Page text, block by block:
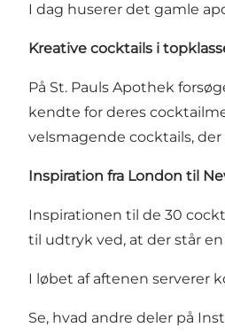
I dag huserer det gamle
Kreative cocktails i
På St. Pauls Apothek
kendte for deres
velsmagende cocktails,
Inspiration fra London til
Inspirationen til de 30
til udtryk ved, at der står
I løbet af aftenen serverer
Se, hvad andre deler på